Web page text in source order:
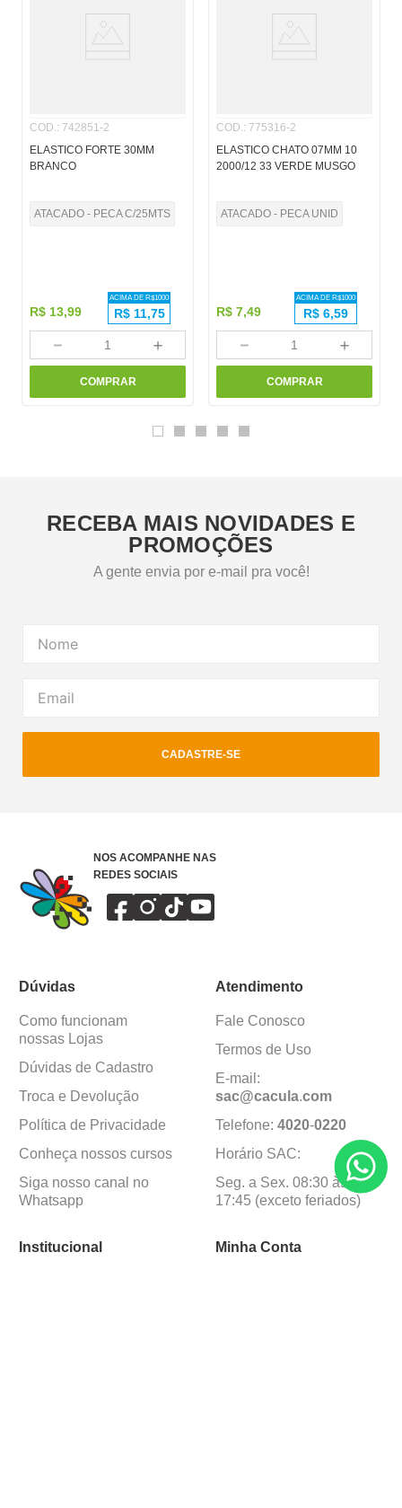
COD.: 742851-2
ELASTICO FORTE 30MM
BRANCO
ATACADO - PECA C/25MTS
R$ 13,99
ACIMA DE R$1000
R$ 11,75
＋
－
COMPRAR
COD.: 775316-2
ELASTICO CHATO 07MM 10
2000/12 33 VERDE MUSGO
ATACADO - PECA UNID
R$ 7,49
ACIMA DE R$1000
R$ 6,59
＋
－
COMPRAR
RECEBA MAIS NOVIDADES E
PROMOÇÕES
A gente envia por e-mail pra você!
CADASTRE-SE
NOS ACOMPANHE NAS
REDES SOCIAIS
Dúvidas
Como funcionam
nossas Lojas
Dúvidas de Cadastro
Troca e Devolução
Política de Privacidade
Conheça nossos cursos
Siga nosso canal no
Whatsapp
Atendimento
Fale Conosco
Termos de Uso
E-mail:
sac@cacula.com
Telefone: 4020-0220
Horário SAC:
Seg. a Sex. 08:30 às
17:45 (exceto feriados)
Institucional Minha Conta